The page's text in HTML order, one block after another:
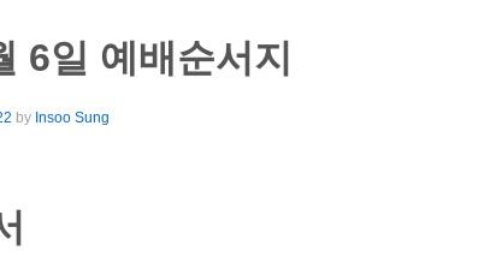
6일 예배순서지
by Insoo Sung